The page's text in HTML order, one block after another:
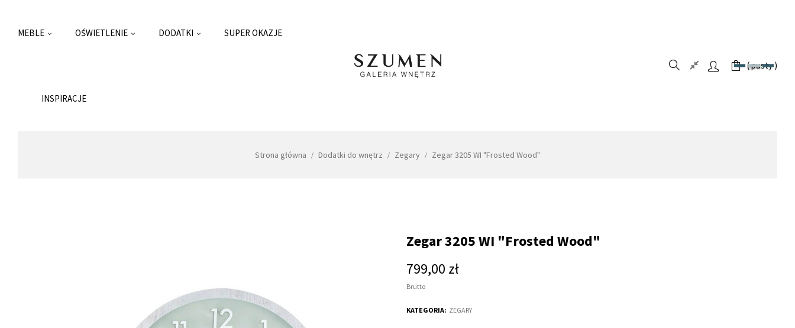
MEBLE OŚWIETLENIE DODATKI SUPER OKAZJE
INSPIRACJE
pusty
Strona główna Dodatki do wnętrz Zegary Zegar 3205 WI "Frosted Wood"
Zegar 3205 WI "Frosted Wood"
799,00 zł
Brutto
KATEGORIA: ZEGARY